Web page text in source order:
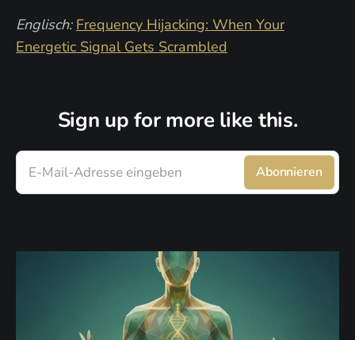
Englisch: Frequency Hijacking: When Your
Energetic Signal Gets Scrambled
Sign up for more like this.
E-Mail-Adresse eingeben Abonnieren